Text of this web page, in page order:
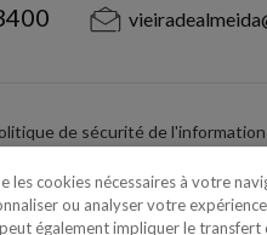
de sécurité de l'information
Nom/Brand
les cookies nécessaires à votre
ou analyser votre
également impliquer le transfert